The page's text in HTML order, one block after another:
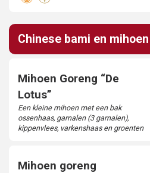
Chinese bami en
Mihoen Goreng “De
Lotus”
Een kleine mihoen met een bak
ossenhaas, garnalen (3 garnalen),
kippenvlees, varkenshaas en groenten
Mihoen goreng